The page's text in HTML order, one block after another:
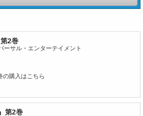
2巻
ーサル・エンターテイメント
の購入はこちら
第2巻